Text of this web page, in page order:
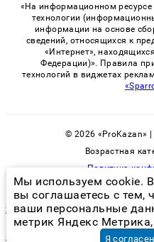
«На информационном
технологии
информации на основе
сведений, относящихся к
«Интернет»,
Федерации)». Правила
технологий в виджетах
© 2026 «ProKazan»
Возрастная
Политика
химчистка ликино дулево
в Краснодаре
Мы используем cookie.
вы соглашаетесь с
ваши персональные
метрик Яндекс
Я согласен